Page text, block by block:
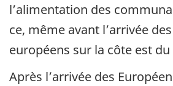
l’alimentation des
ce, même avant l’arrivée
européens sur la côte est du
Après l’arrivée des